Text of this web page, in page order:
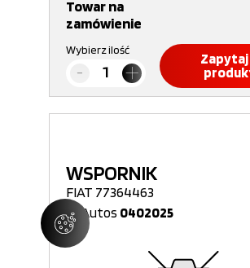
Towar na
zamówienie
Wybierz ilość
Zapytaj
WSPORNIK
FIAT 77364463
Nr Autos 0402025